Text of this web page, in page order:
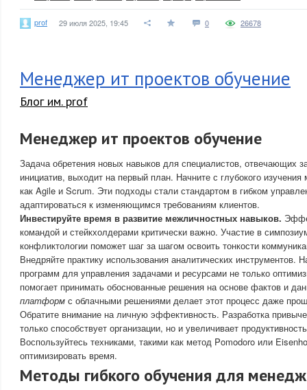
prof 29 июля 2025, 19:45 0 26678
Менеджер ит проектов обучение
Блог им. prof
Менеджер ит проектов обучение
Задача обретения новых навыков для специалистов, отвечающих
инициатив, выходит на первый план. Начните с глубокого изучения
как Agile и Scrum. Эти подходы стали стандартом в гибком
адаптироваться к изменяющимся требованиям клиентов.
Инвестируйте время в развитие межличностных навыков.
командой и стейкхолдерами критически важно. Участие в
конфликтологии поможет шаг за шагом освоить тонкости
Внедряйте практику использования аналитических инструментов.
программ для управления задачами и ресурсами не только
помогает принимать обоснованные решения на основе фактов и
платформ с облачными решениями делает этот процесс даже
Обратите внимание на личную эффективность. Разработка
только способствует организации, но и увеличивает
Воспользуйтесь техниками, такими как метод Pomodoro или
оптимизировать время.
Методы гибкого обучения для